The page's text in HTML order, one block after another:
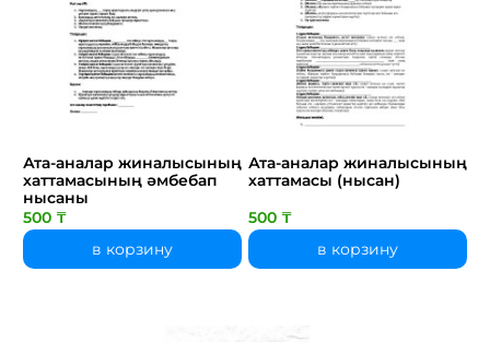
Ата-аналар жиналысының
хаттамасының әмбебап
нысаны
500 ₸
в корзину
Ата-аналар жиналысының
хаттамасы (нысан)
500 ₸
в корзину